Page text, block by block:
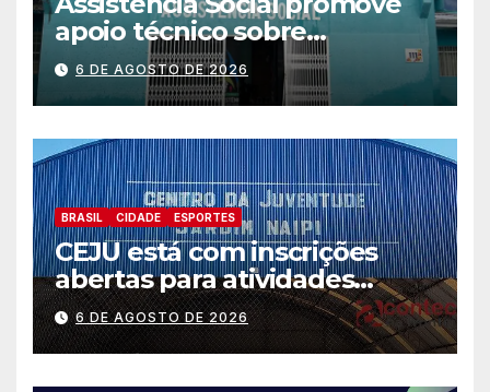
apoio técnico sobre
preparação e resposta a
situações de emergência e
calamidade pública
6 DE AGOSTO DE 2026
BRASIL CIDADE ESPORTES
CEJU está com inscrições
abertas para atividades
gratuitas
6 DE AGOSTO DE 2026